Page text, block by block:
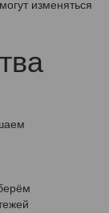
изменяться